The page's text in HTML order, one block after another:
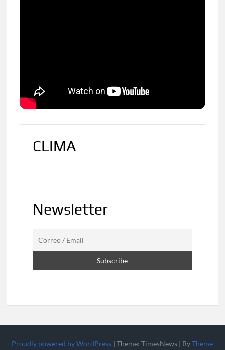
CLIMA
Newsletter
Proudly powered by WordPress |Theme: TimesNews | ByTheme